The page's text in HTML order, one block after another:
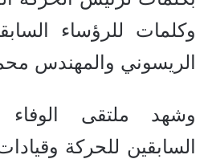
وكلمات للرؤساء
الريسوني والمهندس
وشهد ملتقى
السابقين للحركة